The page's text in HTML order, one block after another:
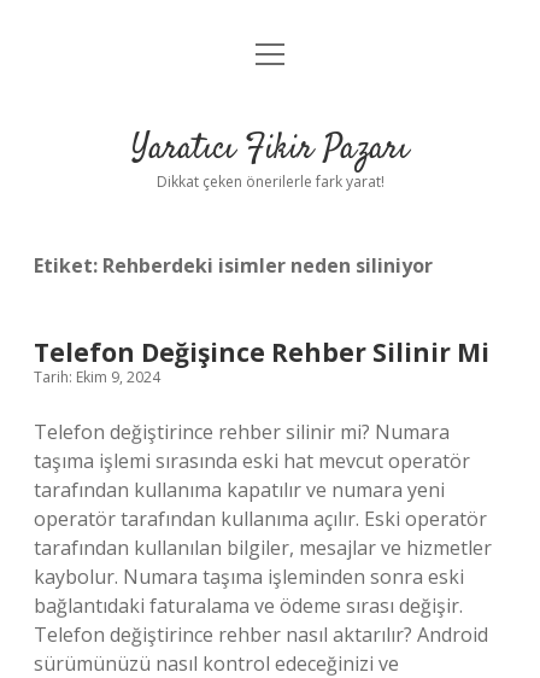
Anasayfa
Yasal Uyarı
menüyü
Yaratıcı Fikir Pazarı
Dikkat çeken önerilerle fark yarat!
Etiket: Rehberdeki isimler neden siliniyor
Telefon Değişince Rehber Silinir Mi
Tarih: Ekim 9, 2024
Telefon değiştirince rehber silinir mi? Numara
taşıma işlemi sırasında eski hat mevcut operatör
tarafından kullanıma kapatılır ve numara yeni
operatör tarafından kullanıma açılır. Eski operatör
tarafından kullanılan bilgiler, mesajlar ve hizmetler
kaybolur. Numara taşıma işleminden sonra eski
bağlantıdaki faturalama ve ödeme sırası değişir.
Telefon değiştirince rehber nasıl aktarılır? Android
sürümünüzü nasıl kontrol edeceğinizi ve